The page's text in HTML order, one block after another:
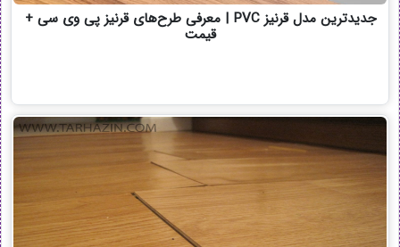
جدیدترین مدل قرنیز PVC | معرفی طرح‌های قرنیز پی وی سی +
قیمت